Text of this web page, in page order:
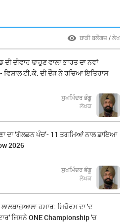
ਬਾਕੀ ਬਲੌਗਜ਼ / ਲੇਖ
ਦੀਵਾਰ ਢਾਹੁਣ ਵਾਲਾ ਭਾਰਤ ਦਾ ਨਵਾਂ
ਵਿਸ਼ਾਲ ਟੀ.ਕੇ. ਦੀ ਦੌੜ ਨੇ ਰਚਿਆ ਇਤਿਹਾਸ
ਸੁਖਮਿੰਦਰ ਭੰਗੂ
ਲੇਖਕ
ਦਾ ‘ਗੋਲਡਨ ਪੰਚ’- 11 ਤਗਮਿਆਂ ਨਾਲ ਛਾਇਆ
2026
ਸੁਖਮਿੰਦਰ ਭੰਗੂ
ਲੇਖਕ
ਹਮਾਰ: ਮਿਜ਼ੋਰਮ ਦਾ 'ਦ
ਜਿਸਨੇ ONE Championship 'ਚ